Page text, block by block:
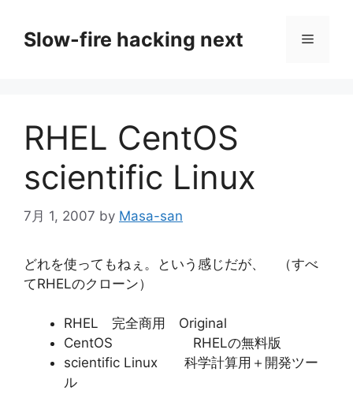
Slow-fire hacking next メ
RHEL CentOS
scientific Linux
7月 1, 2007 by Masa-san
どれを使ってもねぇ。という感じだが、 （すべ
てRHELのクローン）
RHEL 完全商用 Original
CentOS RHELの無料版
scientific Linux 科学計算用＋開発ツー
ル